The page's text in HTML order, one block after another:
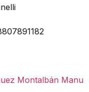
Montalbán Manu